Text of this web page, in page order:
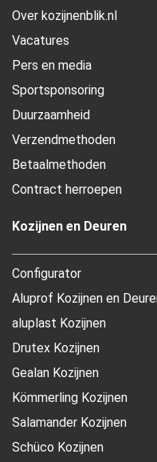
Over kozijnenblik.nl
Vacatures
Pers en media
Sportsponsoring
Duurzaamheid
Verzendmethoden
Betaalmethoden
Contract herroepen
Kozijnen en Deuren
Configurator
Aluprof Kozijnen en
aluplast Kozijnen
Drutex Kozijnen
Gealan Kozijnen
Kömmerling Kozijnen
Salamander Kozijnen
Schüco Kozijnen